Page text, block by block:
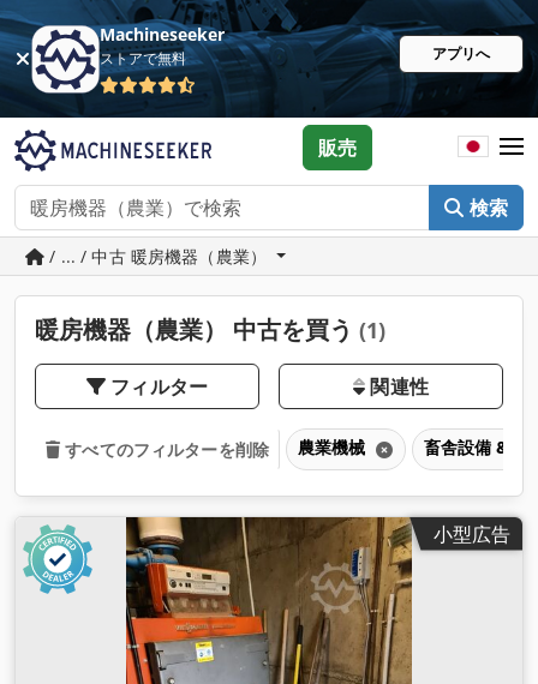
Machineseeker
ストアで無料 アプリへ
検索
販売
/ ... / 中古 暖房機器（農業）
暖房機器（農業） 中古を買う (1)
フィルター 関連性
すべてのフィルターを削除 農業機械 畜舎設備 & 農
小型広告